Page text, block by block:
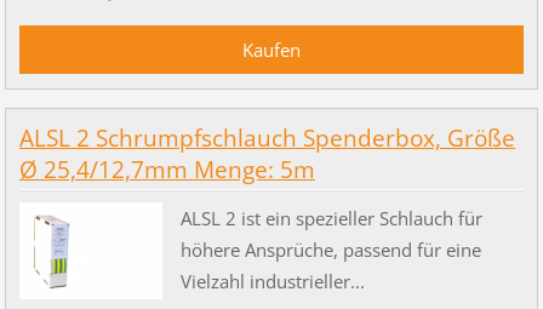
ALSL 2 Schrumpfschlauch Spenderbox, Größe
Ø 25,4/12,7mm Menge: 5m
ALSL 2 ist ein spezieller Schlauch für
höhere Ansprüche, passend für eine
Vielzahl industrieller...